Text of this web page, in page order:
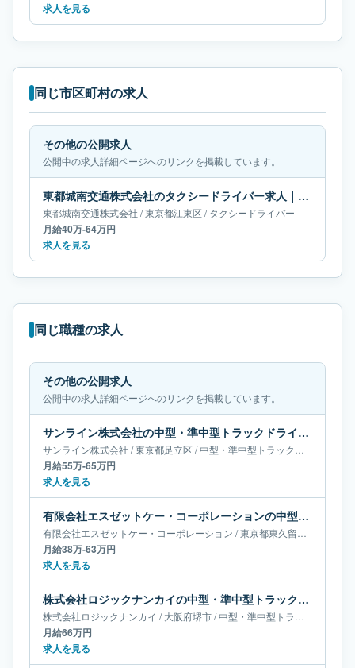
求人を見る
同じ市区町村の求人
その他の公開求人
公開中の求人詳細ページへのリンクを掲載しています。
東都城南交通株式会社のタクシードライバー求人｜東京都江東区｜月給40万-64万円
東都城南交通株式会社 /東京都江東区 /タクシードライバー
月給40万-64万円
求人を見る
同じ職種の求人
その他の公開求人
公開中の求人詳細ページへのリンクを掲載しています。
サンライン株式会社の中型・準中型トラックドライバー求人｜東京都足立区｜月給55万-65万円
サンライン株式会社 /東京都足立区 /中型・準中型トラックドライバー
月給55万-65万円
求人を見る
有限会社エスゼットケー・コーポレーションの中型・準中型トラックドライバー求人｜東京都東久留米市｜月給38万-63万円
有限会社エスゼットケー・コーポレーション /東京都東久留米市
月給38万-63万円
求人を見る
株式会社ロジックナンカイの中型・準中型トラックドライバー求人｜大阪府堺市｜月給66万円
株式会社ロジックナンカイ /大阪府堺市/中型・準中型トラックドライバー
月給66万円
求人を見る